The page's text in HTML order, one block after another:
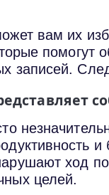
вам их
помогут
записей.
ход
целей.